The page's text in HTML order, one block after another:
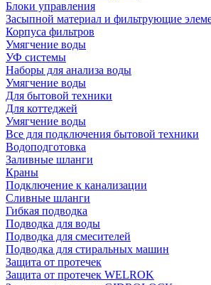
Блоки управления
Засыпной материал и фильтрующие
Корпуса фильтров
Умягчение воды
УФ системы
Наборы для анализа воды
Умягчение воды
Для бытовой техники
Для коттеджей
Умягчение воды
Все для подключения бытовой техники
Водоподготовка
Заливные шланги
Краны
Подключение к канализации
Сливные шланги
Гибкая подводка
Подводка для воды
Подводка для смесителей
Подводка для стиральных машин
Защита от протечек
Защита от протечек WELROK